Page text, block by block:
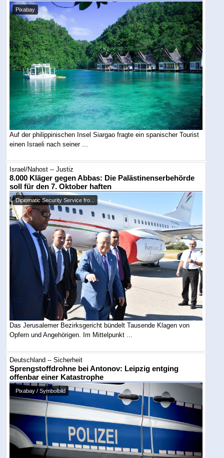
Pixabay
Auf der philippinischen Insel Siargao fragte ein spanischer Tourist
einen Israeli nach seiner ...
Israel/Nahost -- Justiz
8.000 Kläger gegen Abbas: Die Palästinenserbehörde
soll für den 7. Oktober haften
Diplomatic Security Service fro...
Das Jerusalemer Bezirksgericht bündelt Tausende Klagen von
Opfern und Angehörigen. Im Mittelpunkt ...
Deutschland -- Sicherheit
Sprengstoffdrohne bei Antonov: Leipzig entging
offenbar einer Katastrophe
Pixabay / Symbolbild